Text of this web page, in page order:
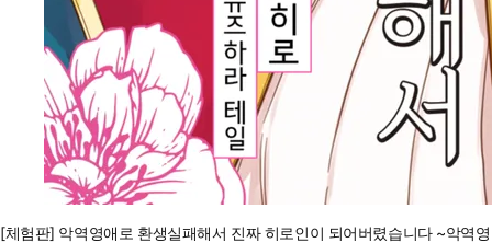
[체험판] 악역영애로 환생실패해서 진짜 히로인이 되어버렸습니다 ~악역영